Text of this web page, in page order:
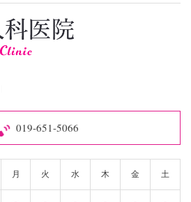
019-651-5066
月 火 水 木 金 土